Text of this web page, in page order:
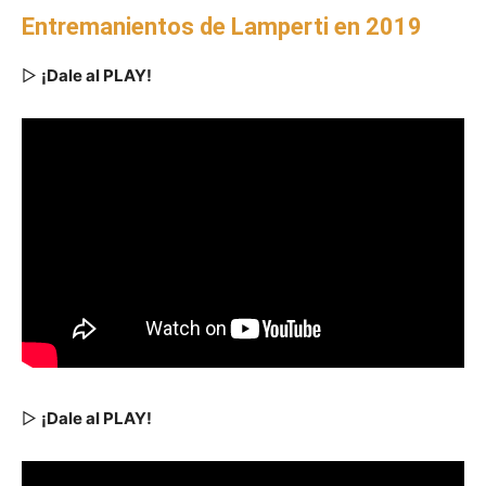
Entremanientos de Lamperti en 2019
▷ ¡Dale al PLAY!
▷ ¡Dale al PLAY!